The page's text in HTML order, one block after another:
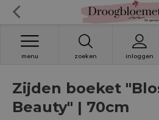
zoeken inloggen
menu
Zijden boeket
Beauty" | 70cm